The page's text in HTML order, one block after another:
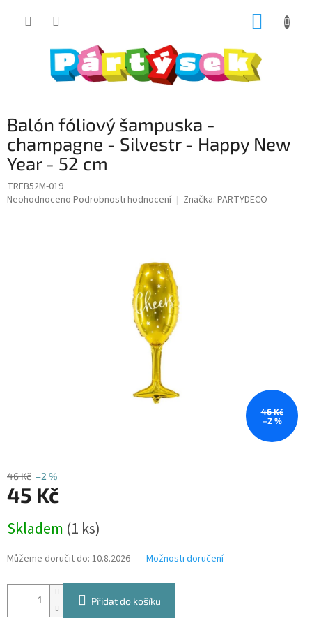
Balón fóliový šampuska -
champagne - Silvestr - Happy New
Year - 52 cm
TRFB52M-019
Průměrné
Neohodnoceno Podrobnosti hodnocení Značka: PARTYDECO
46 Kč
–2 %
46 Kč –2 %
45 Kč
cena:
Skladem (1 ks)
Můžeme doručit do: 10.8.2026 Možnosti doručení
Přidat do košíku